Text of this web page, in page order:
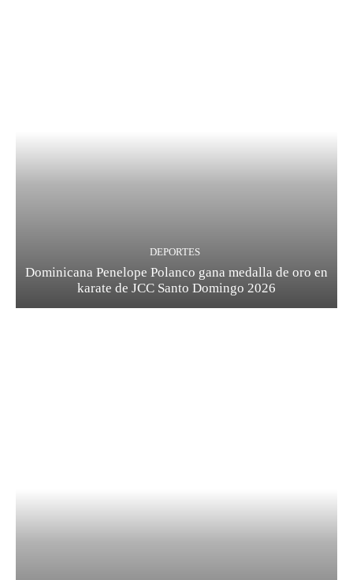
DEPORTES
Dominicana Penelope Polanco gana medalla de oro en
karate de JCC Santo Domingo 2026